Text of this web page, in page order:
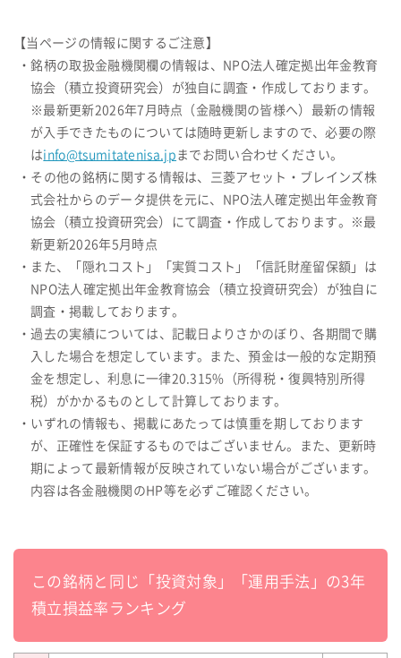
【当ページの情報に関するご注意】
・銘柄の取扱金融機関欄の情報は、NPO法人確定拠出年金教育
協会（積立投資研究会）が独自に調査・作成しております。
※最新更新2026年7月時点（金融機関の皆様へ）最新の情報
が入手できたものについては随時更新しますので、必要の際
はinfo@tsumitatenisa.jp までお問い合わせください。
・その他の銘柄に関する情報は、三菱アセット・ブレインズ株
式会社からのデータ提供を元に、NPO法人確定拠出年金教育
協会（積立投資研究会）にて調査・作成しております。※最
新更新2026年5月時点
・また、「隠れコスト」「実質コスト」「信託財産留保額」は
NPO法人確定拠出年金教育協会（積立投資研究会）が独自に
調査・掲載しております。
・過去の実績については、記載日よりさかのぼり、各期間で購
入した場合を想定しています。また、預金は一般的な定期預
金を想定し、利息に一律20.315%（所得税・復興特別所得
税）がかかるものとして計算しております。
・いずれの情報も、掲載にあたっては慎重を期しております
が、正確性を保証するものではございません。また、更新時
期によって最新情報が反映されていない場合がございます。
内容は各金融機関のHP等を必ずご確認ください。
この銘柄と同じ「投資対象」「運用手法」の3年
積立損益率ランキング